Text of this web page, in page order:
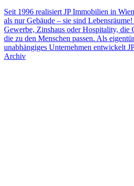
Seit 1996 realisiert JP Immobilien in
als nur Gebäude – sie sind
Gewerbe, Zinshaus oder Hospitality, die
die zu den Menschen passen. Als
unabhängiges Unternehmen entwickelt
Archiv